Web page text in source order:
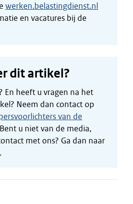
werken.belastingdienst.nl
en vacatures bij de
dit artikel?
En heeft u vragen na het
Neem dan contact op
van de
u niet van de media,
met ons? Ga dan naar
.